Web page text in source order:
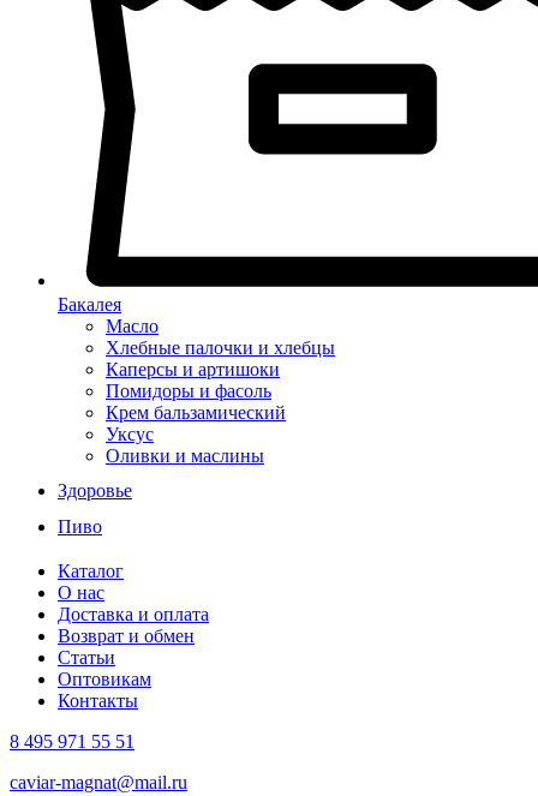
Бакалея
Масло
Хлебные палочки и хлебцы
Каперсы и артишоки
Помидоры и фасоль
Крем бальзамический
Уксус
Оливки и маслины
Здоровье
Пиво
Каталог
О нас
Доставка и оплата
Возврат и обмен
Статьи
Оптовикам
Контакты
8 495 971 55 51
caviar-magnat@mail.ru